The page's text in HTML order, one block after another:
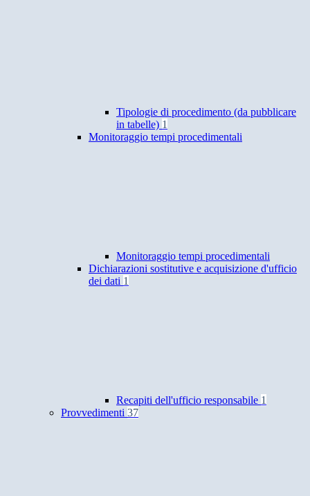
Tipologie di procedimento (da pubblicare
in tabelle) 1
Monitoraggio tempi procedimentali
Monitoraggio tempi procedimentali
Dichiarazioni sostitutive e acquisizione d'ufficio
dei dati 1
Recapiti dell'ufficio responsabile 1
Provvedimenti 37